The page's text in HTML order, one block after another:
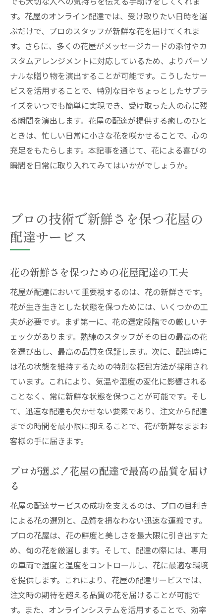
す。花屋のオンライン配達では、受け取りたい日時を選
ぶだけで、プロのスタッフが新鮮な花を届けてくれま
す。さらに、多くの花屋がメッセージカードの添付やカ
スタムアレンジメントに対応しているため、よりパーソ
ナルな贈り物を演出することが可能です。こうしたサー
ビスを活用することで、特別な日やちょっとしたサプラ
イズをいつでも簡単に実現でき、受け取った人の心に残
る瞬間を演出します。花屋の配達が提供する癒しのひと
ときは、忙しい日常に小さな花を咲かせることで、心の
充足をもたらします。本記事を通じて、花による喜びの
瞬間を日常に取り入れてみてはいかがでしょうか。
プロの技術で新鮮さを保つ花屋の
配達サービス
花の新鮮さを保つための花屋配達の工夫
花屋が配達において重要視するのは、花の新鮮さです。
花が生き生きとした状態を保つためには、いくつかの工
夫が必要です。まず第一に、花の選定段階での厳しいチ
ェックがあります。熟練のスタッフがその日の最高の花
を選び出し、最高の品質を保証します。次に、配達時に
は花の状態を維持するための特別な梱包方法が採用され
ています。これにより、気温や湿度の変化に影響される
ことなく、常に新鮮な状態を保つことが可能です。そし
て、迅速な配達も欠かせない要素であり、注文から配達
までの時間を最小限に抑えることで、花が新鮮なままお
客様の手に届きます。
プロが選ぶ！花屋の配達で最高の品質を届け
る
花屋の配達サービスの成功を支えるのは、プロの目利き
による花の選別と、品質を損なわない迅速な運搬です。
プロの花屋は、花の鮮度と美しさを最大限に引き出すた
め、旬の花を厳選します。そして、配達の際には、専用
の車両で湿度と温度をコントロールし、花に最適な環境
を提供します。これにより、花屋の配達サービスでは、
注文時の期待を超える品質の花を届けることが可能で
す。また、オンラインシステムを活用することで、効率